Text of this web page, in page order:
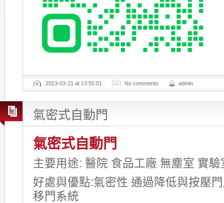
2023-03-21 at 13:55:01 No comments admin
氣密式自動門
氣密式自動門
主要用途: 醫院 食品工廠 無塵室 實
好處與優點:氣密性 通過降低與按壓
移門系統